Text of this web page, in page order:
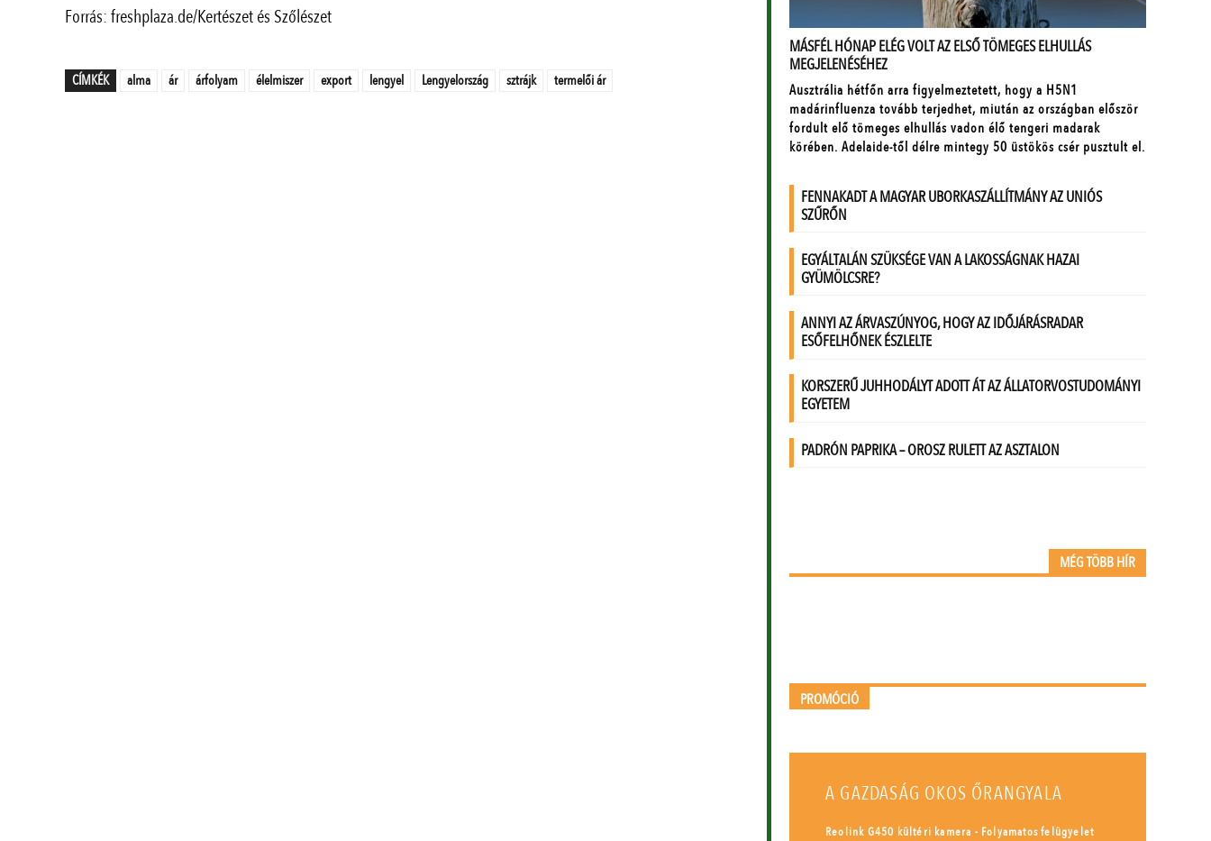
Forrás: freshplaza.de/Kertészet és Szőlészet
CÍMKÉK alma ár árfolyam élelmiszer export lengyel Lengyelország sztrájk termelői ár
MÉG TÖBB HÍR
PROMÓCIÓ
A GAZDASÁG OKOS ŐRANGYALA
Reolink G450 kültéri kamera - Folyamatos felügyelet